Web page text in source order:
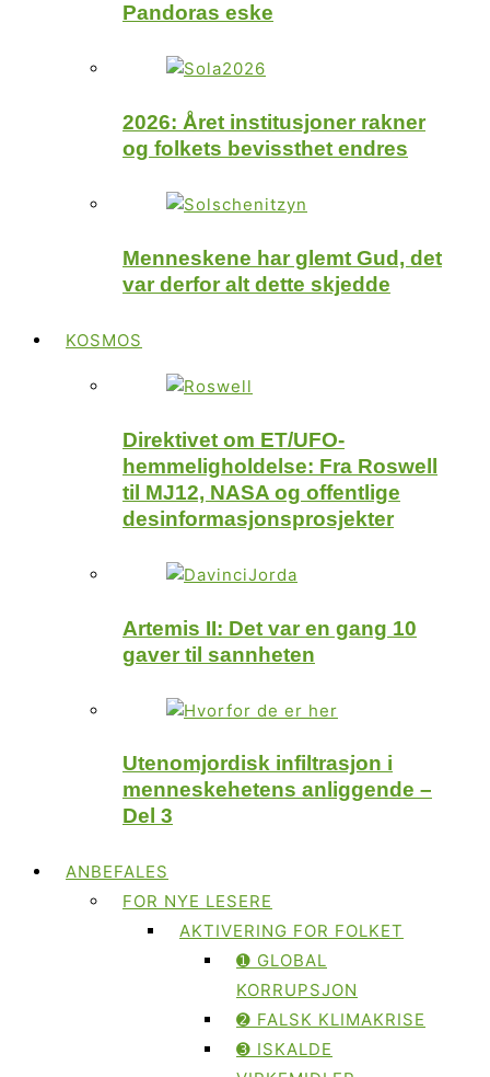
Pandoras eske
2026: Året institusjoner rakner
og folkets bevissthet endres
Menneskene har glemt Gud, det
var derfor alt dette skjedde
KOSMOS
Direktivet om ET/UFO-
hemmeligholdelse: Fra Roswell
til MJ12, NASA og offentlige
desinformasjonsprosjekter
Artemis II: Det var en gang 10
gaver til sannheten
Utenomjordisk infiltrasjon i
menneskehetens anliggende –
Del 3
ANBEFALES
FOR NYE LESERE
AKTIVERING FOR FOLKET
➊ GLOBAL
KORRUPSJON
➋ FALSK KLIMAKRISE
➌ ISKALDE